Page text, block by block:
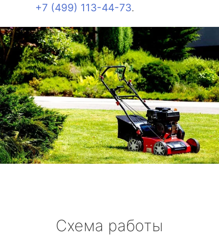
+7 (499) 113-44-73.
Схема работы